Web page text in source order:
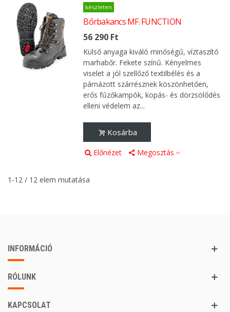
készleten
Bőrbakancs MF. FUNCTION
56 290 Ft
Külső anyaga kiváló minőségű, víztaszító
marhabőr. Fekete színű. Kényelmes
viselet a jól szellőző textilbélés és a
párnázott szárrésznek köszönhetően,
erős fűzőkampók, kopás- és dörzsölődés
elleni védelem az...
Kosárba
Előnézet Megosztás
1-12 / 12 elem mutatása
INFORMÁCIÓ
RÓLUNK
KAPCSOLAT